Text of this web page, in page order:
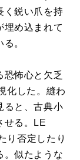
く鋭い爪を持
埋め込まれて
。
恐怖心と欠乏
化した。縫わ
ると、古典小
せる。LE
り否定したり
。似たような